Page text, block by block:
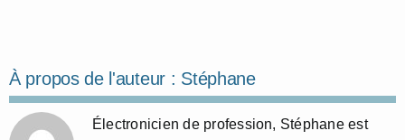
À propos de l'auteur : Stéphane
Électronicien de profession, Stéphane est